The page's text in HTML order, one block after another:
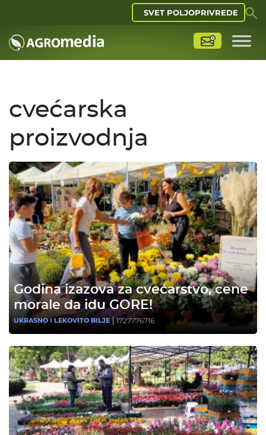
SVET POLJOPRIVREDE
cvećarska
proizvodnja
Godina izazova za cvećarstvo, cene
morale da idu GORE!
UKRASNO I LEKOVITO BILJE 1727776716